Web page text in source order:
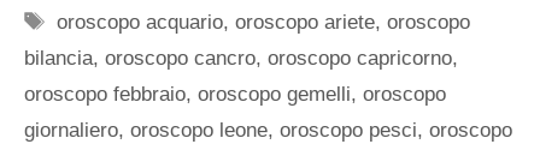
Tag
oroscopo acquario,oroscopo ariete,oroscopo
bilancia, oroscopo cancro, oroscopo capricorno,
oroscopo febbraio, oroscopo gemelli, oroscopo
giornaliero, oroscopo leone, oroscopo pesci, oroscopo